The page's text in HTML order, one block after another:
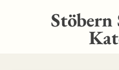
Stöbern